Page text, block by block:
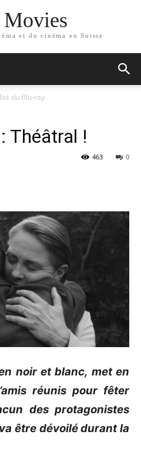
et du cinéma en Suisse
du Blu-ray
Théâtral !
0
463
noir et blanc, met en
réunis pour fêter
des protagonistes
être dévoilé durant la